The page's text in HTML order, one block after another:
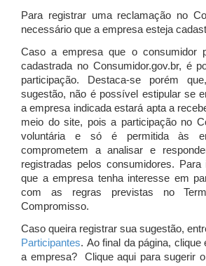
Para registrar uma reclamação no
necessário que a empresa esteja
Caso a empresa que o consumidor
cadastrada no Consumidor.gov.br, é
participação. Destaca-se porém
sugestão, não é possível estipular se
a empresa indicada estará apta a
meio do site, pois a participação no
voluntária e só é permitida às
comprometem a analisar e
registradas pelos consumidores.
que a empresa tenha interesse em
com as regras previstas no
Compromisso.
Caso queira registrar sua sugestão,
Participantes. Ao final da página, clique
a empresa? Clique aqui para sugerir